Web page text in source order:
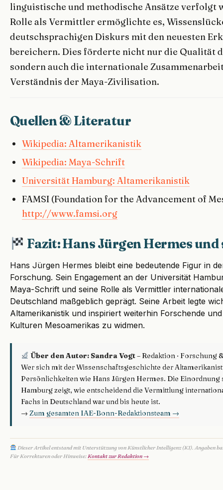
linguistische und methodische Ansätze verfolgt
Rolle als Vermittler ermöglichte es,
deutschsprachigen Diskurs mit den neuesten
bereichern. Dies förderte nicht nur die Qualität
sondern auch die internationale
Verständnis der Maya-Zivilisation.
Quellen & Literatur
Wikipedia: Altamerikanistik
Wikipedia: Maya-Schrift
Universität Hamburg: Altamerikanistik
FAMSI (Foundation for the Advancement of
http://www.famsi.org
Fazit: Hans Jürgen Hermes und
Hans Jürgen Hermes bleibt eine bedeutende Figur in
Forschung. Sein Engagement an der Universität
Maya-Schrift und seine Rolle als Vermittler
Deutschland maßgeblich geprägt. Seine Arbeit legte
Altamerikanistik und inspiriert weiterhin Forschende
Kulturen Mesoamerikas zu widmen.
Über den Autor: Sandra Vogt– Redaktion · Forschung
Wer sich mit der Wissenschaftsgeschichte der
Persönlichkeiten wie Hans Jürgen Hermes. Die
Hamburg zeigt, wie entscheidend die Vermittlung
Fachs in Deutschland war und bis heute ist.
→ Zum gesamten IAE-Bonn-Redaktionsteam →
Dieser Artikel entstand mit Unterstützung von Künstlicher Intelligenz (KI). Angaben
Für Korrekturen oder Hinweise:Kontakt zur Redaktion →